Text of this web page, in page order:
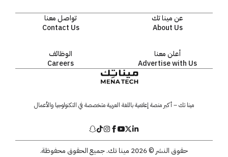
عن مينا تك
About Us
تواصل معنا
Contact Us
أعلن معنا
Advertise with Us
الوظائف
Careers
مينا تك – أكبر منصة إعلامية باللغة العربية متخصصة في التكنولوجيا والأعمال
حقوق النشر © 2026 مينا تك. جميع الحقوق محفوظة.